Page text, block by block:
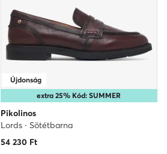
extra 25% Kód: SUMMER
Újdonság
Pikolinos
Lords · Sötétbarna
54 230Ft